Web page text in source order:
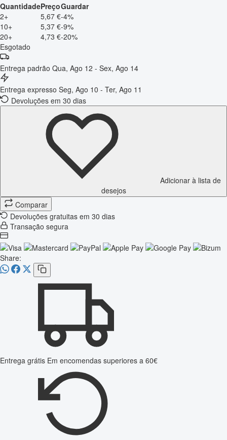
QuantidadePreçoGuardar
2+
5,67 €-4%
10+
5,37 €-9%
20+
4,73 €-20%
Esgotado
Entrega padrão Qua, Ago 12 - Sex, Ago 14
Entrega expresso Seg, Ago 10 - Ter, Ago 11
Devoluções em 30 dias
Adicionar à lista de
desejos
Comparar
Devoluções gratuitas em 30 dias
Transação segura
Share:
Entrega grátis Em encomendas superiores a 60€